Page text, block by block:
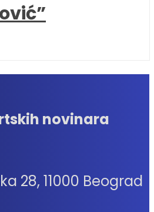
novinara
28, 11000 Beograd